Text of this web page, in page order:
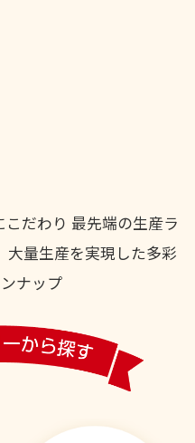
だわり 最先端の生産ラ
大量生産を実現した多彩
ナップ